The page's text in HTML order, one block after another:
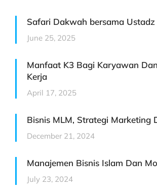
Safari Dakwah bersama
June 25, 2025
Manfaat K3 Bagi Karyawan
Kerja
April 17, 2025
Bisnis MLM, Strategi Marketing
December 21, 2024
Manajemen Bisnis Islam Dan
July 23, 2024